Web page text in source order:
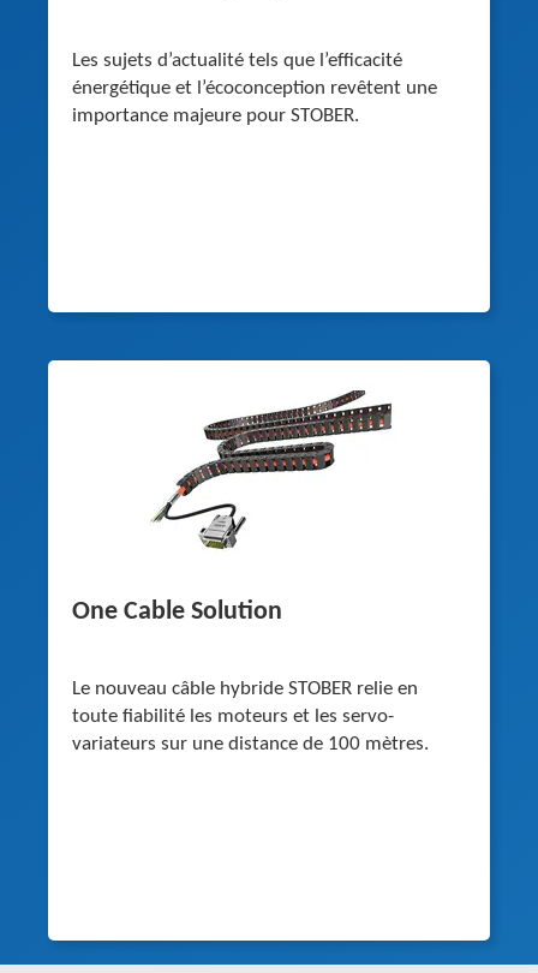
Les sujets d’actualité tels que l’efficacité
énergétique et l’écoconception revêtent une
importance majeure pour STOBER.
One Cable Solution
Le nouveau câble hybride STOBER relie en
toute fiabilité les moteurs et les servo-
variateurs sur une distance de 100 mètres.